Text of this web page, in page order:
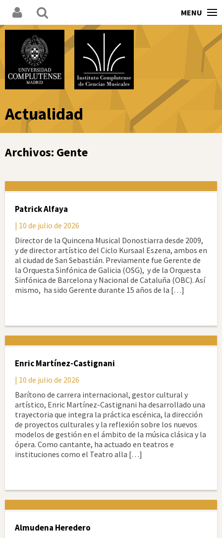
MENU
Actualidad
Archivos: Gente
Patrick Alfaya
| 10 de julio de 2026
Director de la Quincena Musical Donostiarra desde 2009,
y de director artístico del Ciclo Kursaal Eszena, ambos en
al ciudad de San Sebastián. Previamente fue Gerente de
la Orquesta Sinfónica de Galicia (OSG), y de la Orquesta
Sinfónica de Barcelona y Nacional de Cataluña (OBC). Así
mismo, ha sido Gerente durante 15 años de la […]
Enric Martínez-Castignani
| 10 de julio de 2026
Barítono de carrera internacional, gestor cultural y
artístico, Enric Martínez-Castignani ha desarrollado una
trayectoria que integra la práctica escénica, la dirección
de proyectos culturales y la reflexión sobre los nuevos
modelos de gestión en el ámbito de la música clásica y la
ópera. Como cantante, ha actuado en teatros e
instituciones como el Teatro alla […]
Almudena Heredero